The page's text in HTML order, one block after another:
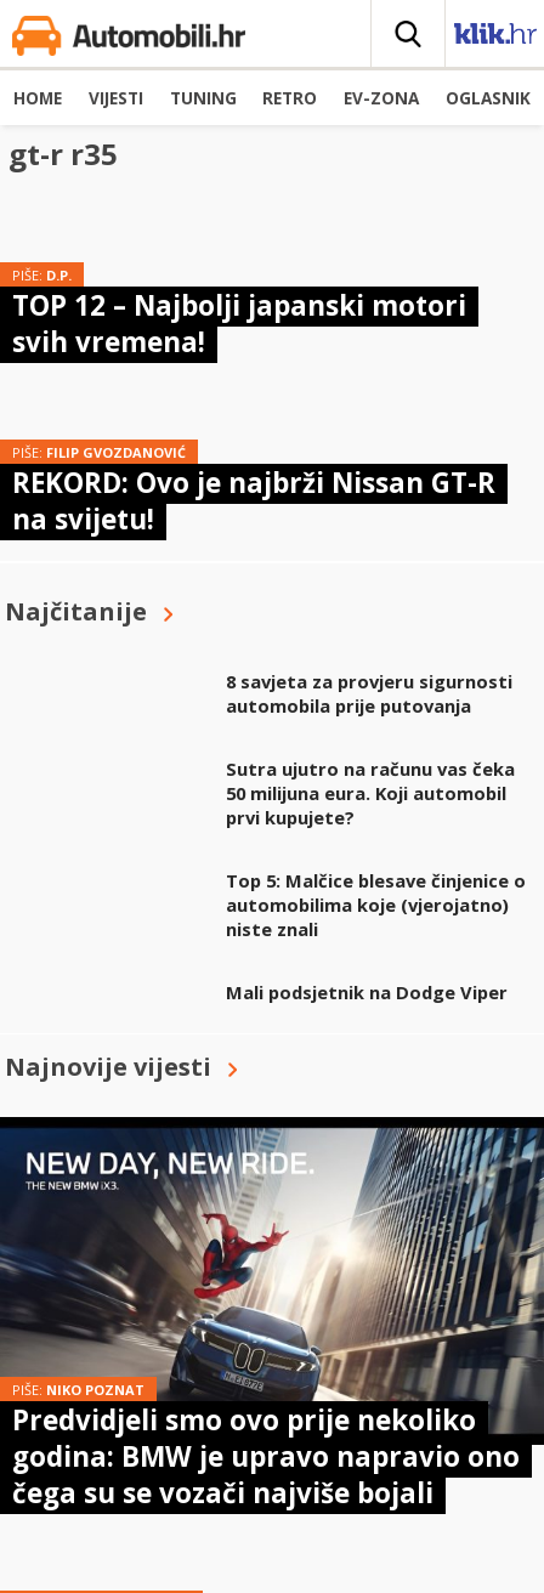
HOME VIJESTI TUNING RETRO EV-ZONA OGLASNIK
gt-r r35
PIŠE: D.P.
TOP 12 – Najbolji japanski motori
svih vremena!
PIŠE: FILIP GVOZDANOVIĆ
REKORD: Ovo je najbrži Nissan GT-R
na svijetu!
Najčitanije
8 savjeta za provjeru sigurnosti
automobila prije putovanja
Sutra ujutro na računu vas čeka
50 milijuna eura. Koji automobil
prvi kupujete?
Top 5: Malčice blesave činjenice o
automobilima koje (vjerojatno)
niste znali
Mali podsjetnik na Dodge Viper
Najnovije vijesti
PIŠE: NIKO POZNAT
Predvidjeli smo ovo prije nekoliko
godina: BMW je upravo napravio ono
čega su se vozači najviše bojali